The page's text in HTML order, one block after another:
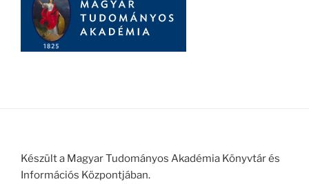
Készült a Magyar Tudományos Akadémia Könyvtár és
Információs Központjában.